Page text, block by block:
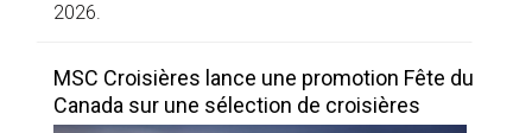
2026.
MSC Croisières lance une promotion Fête du
Canada sur une sélection de croisières